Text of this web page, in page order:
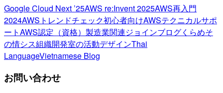
Google Cloud Next ’25AWS re:Invent 2025AWS再入門
2024AWSトレンドチェック初心者向けAWSテクニカルサポ
ートAWS認定（資格） 製造業関連ジョインブログくらめそ
の情シス組織開発室の活動デザインThai
LanguageVietnamese Blog
お問い合わせ